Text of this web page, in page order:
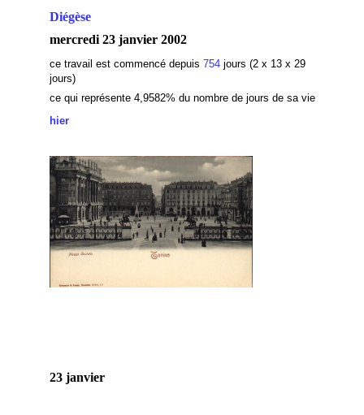
Diégèse
mercredi 23 janvier 2002
ce travail est commencé depuis 754jours (2 x 13 x 29
jours)
ce qui représente 4,9582% du nombre de jours de sa vie
hier
23 janvier